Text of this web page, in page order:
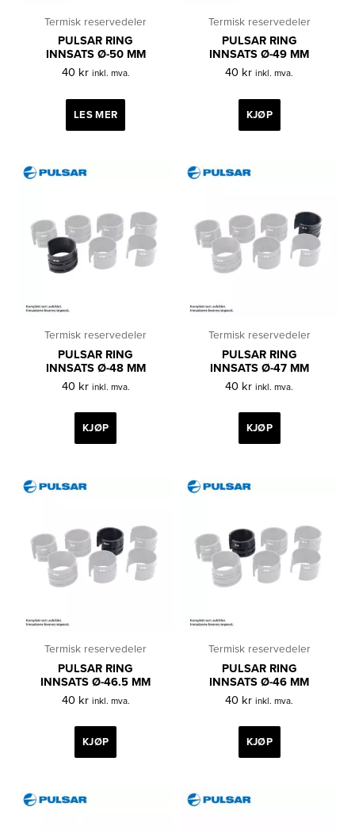
Termisk reservedeler
PULSAR RING
INNSATS Ø-50 MM
40 kr inkl. mva.
LES MER
Termisk reservedeler
PULSAR RING
INNSATS Ø-49 MM
40 kr inkl. mva.
KJØP
Termisk reservedeler
PULSAR RING
INNSATS Ø-48 MM
40 kr inkl. mva.
KJØP
Termisk reservedeler
PULSAR RING
INNSATS Ø-47 MM
40 kr inkl. mva.
KJØP
Termisk reservedeler
PULSAR RING
INNSATS Ø-46.5 MM
40 kr inkl. mva.
KJØP
Termisk reservedeler
PULSAR RING
INNSATS Ø-46 MM
40 kr inkl. mva.
KJØP